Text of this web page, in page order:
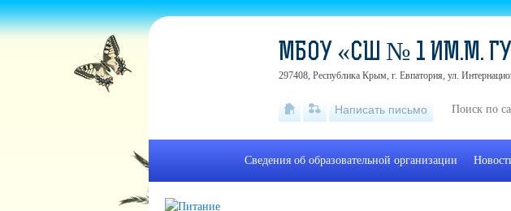
МБОУ «СШ № 1 ИМ.М.
297408, Республика Крым, г. Евпатория, ул.
Написать письмо
Сведения об образовательной организации